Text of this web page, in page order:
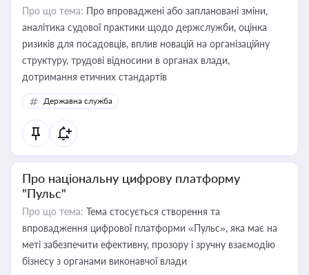
Про що тема: Про впроваджені або заплановані зміни,
аналітика судової практики щодо держслужби, оцінка
ризиків для посадовців, вплив новацій на організаційну
структуру, трудові відносини в органах влади,
дотримання етичних стандартів
Державна служба
Про національну цифрову платформу
"Пульс"
Про що тема: Тема стосується створення та
впровадження цифрової платформи «Пульс», яка має на
меті забезпечити ефективну, прозору і зручну взаємодію
бізнесу з органами виконавчої влади